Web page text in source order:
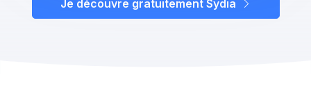
Je découvre gratuitement Sydia